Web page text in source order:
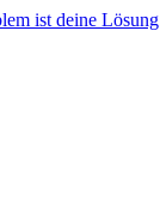
ist deine Lösung